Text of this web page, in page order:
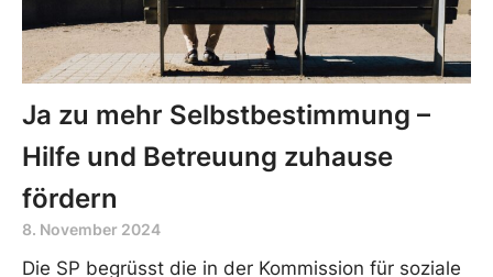
Ja zu mehr Selbstbestimmung –
Hilfe und Betreuung zuhause
fördern
8. November 2024
Die SP begrüsst die in der Kommission für soziale